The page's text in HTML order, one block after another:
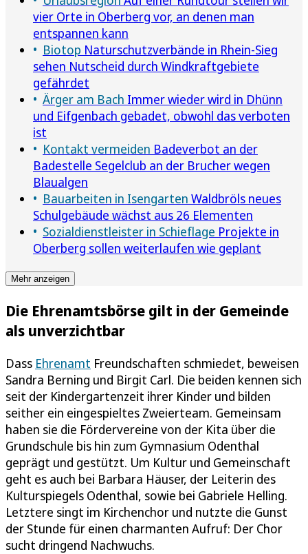
vier Orte in Oberberg vor, an denen man
entspannen kann
Biotop Naturschutzverbände in Rhein-Sieg
sehen Nutscheid durch Windkraftgebiete
gefährdet
Ärger am Bach Immer wieder wird in Dhünn
und Eifgenbach gebadet, obwohl das verboten
ist
Kontakt vermeiden Badeverbot an der
Badestelle Segelclub an der Brucher wegen
Blaualgen
Bauarbeiten in Isengarten Waldbröls neues
Schulgebäude wächst aus 26 Elementen
Sozialdienstleister in Schieflage Projekte in
Oberberg sollen weiterlaufen wie geplant
Mehr anzeigen
Die Ehrenamtsbörse gilt in der Gemeinde
als unverzichtbar
Dass Ehrenamt Freundschaften schmiedet, beweisen
Sandra Berning und Birgit Carl. Die beiden kennen sich
seit der Kindergartenzeit ihrer Kinder und bilden
seither ein eingespieltes Zweierteam. Gemeinsam
haben sie die Fördervereine von der Kita über die
Grundschule bis hin zum Gymnasium Odenthal
geprägt und gestützt. Um Kultur und Gemeinschaft
geht es auch bei Barbara Häuser, der Leiterin des
Kulturspiegels Odenthal, sowie bei Gabriele Helling.
Letztere singt im Kirchenchor und nutzte die Gunst
der Stunde für einen charmanten Aufruf: Der Chor
sucht dringend Nachwuchs.